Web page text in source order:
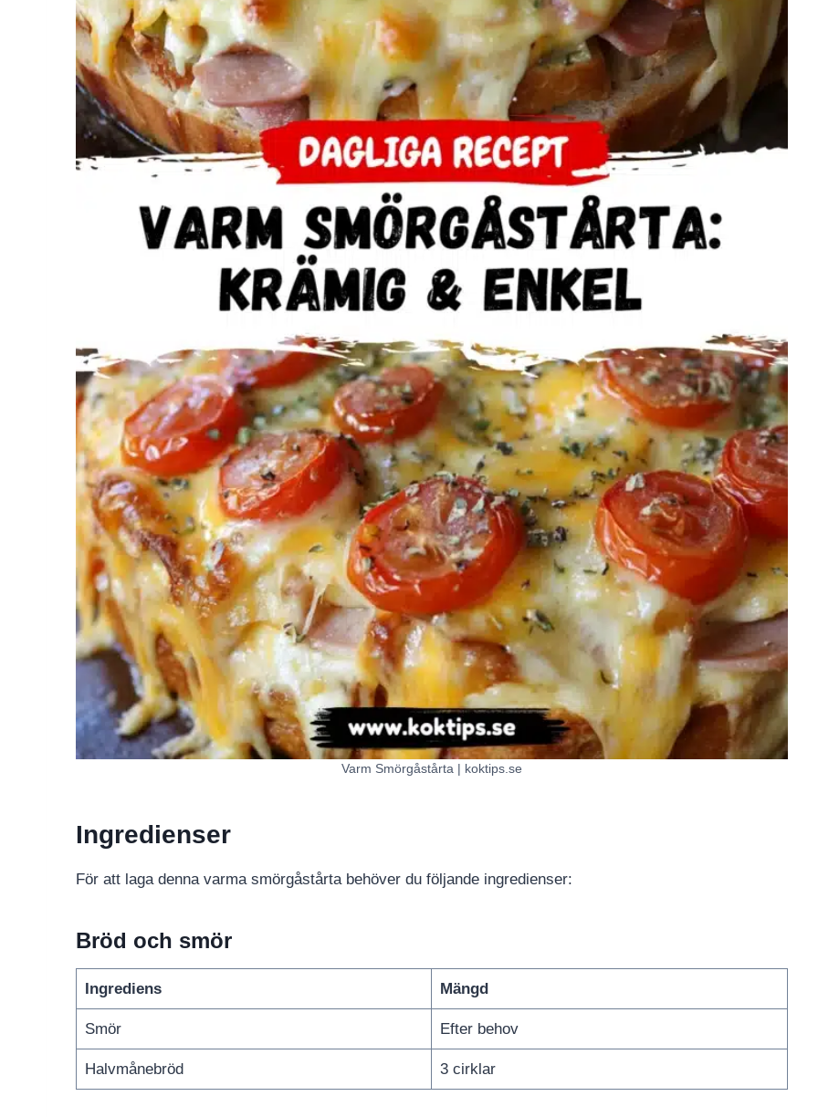
Varm Smörgåstårta | koktips.se
Ingredienser
För att laga denna varma smörgåstårta behöver du följande ingredienser:
Bröd och smör
Ingrediens Mängd
Smör Efter behov
Halvmånebröd 3 cirklar